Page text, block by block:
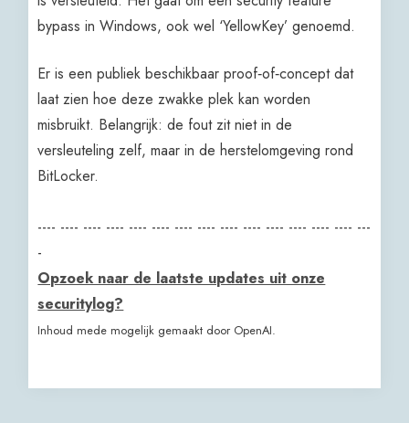
bypass in Windows, ook wel ‘YellowKey’ genoemd.
Er is een publiek beschikbaar proof‑of‑concept dat
laat zien hoe deze zwakke plek kan worden
misbruikt. Belangrijk: de fout zit niet in de
versleuteling zelf, maar in de herstelomgeving rond
BitLocker.
---- ---- ---- ---- ---- ---- ---- ---- ---- ---- ---- ---- ---- ---- ---
-
Opzoek naar de laatste updates uit onze
securitylog?
Inhoud mede mogelijk gemaakt door OpenAI.